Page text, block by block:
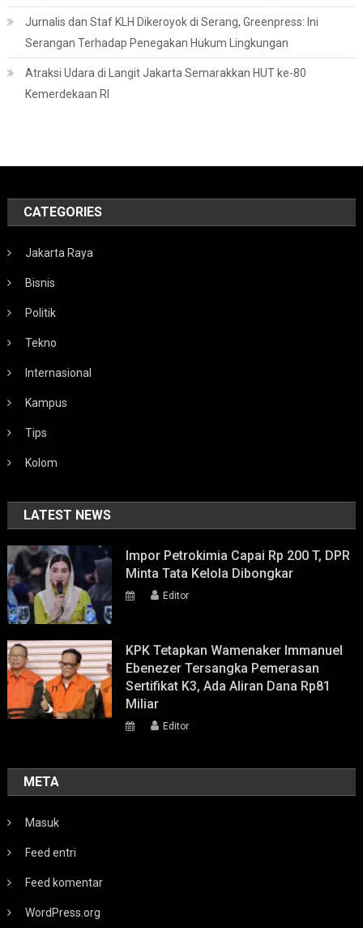
Jurnalis dan Staf KLH Dikeroyok di Serang, Greenpress: Ini
Serangan Terhadap Penegakan Hukum Lingkungan
Atraksi Udara di Langit Jakarta Semarakkan HUT ke-80
Kemerdekaan RI
CATEGORIES
Jakarta Raya
Bisnis
Politik
Tekno
Internasional
Kampus
Tips
Kolom
LATEST NEWS
Impor Petrokimia Capai Rp 200 T, DPR
Minta Tata Kelola Dibongkar
Editor
KPK Tetapkan Wamenaker Immanuel
Ebenezer Tersangka Pemerasan
Sertifikat K3, Ada Aliran Dana Rp81
Miliar
Editor
META
Masuk
Feed entri
Feed komentar
WordPress.org